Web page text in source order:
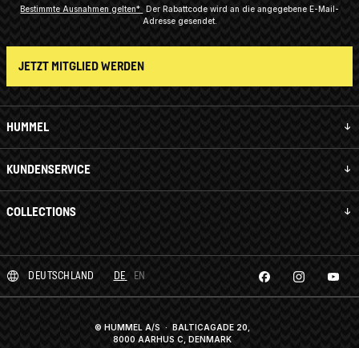
HUMMEL
KUNDENSERVICE
COLLECTIONS
Bestimmte Ausnahmen gelten*
Der Rabattcode wird an die angegebene E-Mail-
Adresse gesendet.
JETZT MITGLIED WERDEN
DEUTSCHLAND DE EN
© HUMMEL A/S · BALTICAGADE 20,
8000 AARHUS C, DENMARK